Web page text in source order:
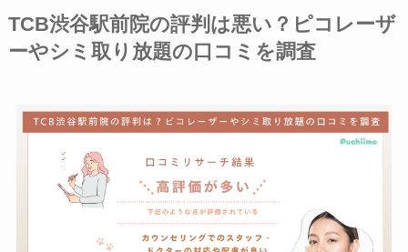
TCB渋谷駅前院の評判は悪い？ピコレーザ
ーやシミ取り放題の口コミを調査